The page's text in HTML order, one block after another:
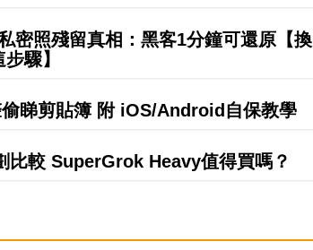
密照殘留真相：黑客1分鐘可還原【換
驟】
睇剪貼簿 附 iOS/Android自保教學
比較 SuperGrok Heavy值得買嗎？